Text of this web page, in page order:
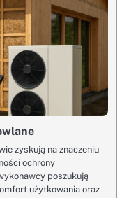
zyskują na znaczeniu
ochrony
poszukują
użytkowania oraz